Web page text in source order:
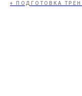
+ ПОДГОТОВКА